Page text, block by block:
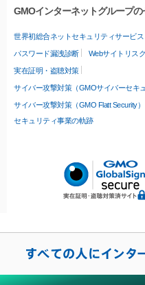
GMOインターネットグループ
世界初総合ネットセキュリティサービス
パスワード漏洩診断 Webサイトリス
実在証明・盗聴対策
サイバー攻撃対策（GMOサイバーセキ
サイバー攻撃対策（GMO Flatt Security）
セキュリティ事業の軌跡